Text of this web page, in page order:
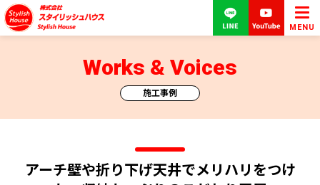
MENU
施工事例
Works & Voices
アーチ壁や折り下げ天井でメリハリをつけ